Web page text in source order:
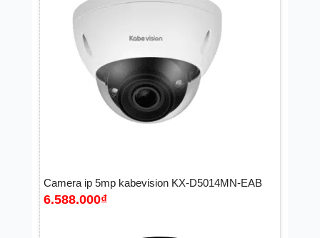
Camera ip 5mp kabevision KX-D5014MN-EAB
6.588.000₫